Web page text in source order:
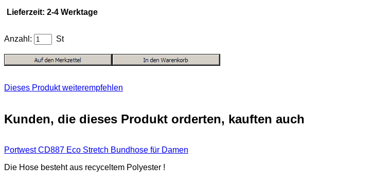
Lieferzeit: 2-4 Werktage
Anzahl: St
Dieses Produkt weiterempfehlen
Kunden, die dieses Produkt orderten, kauften auch
Portwest CD887 Eco Stretch Bundhose für Damen
Die Hose besteht aus recyceltem Polyester !